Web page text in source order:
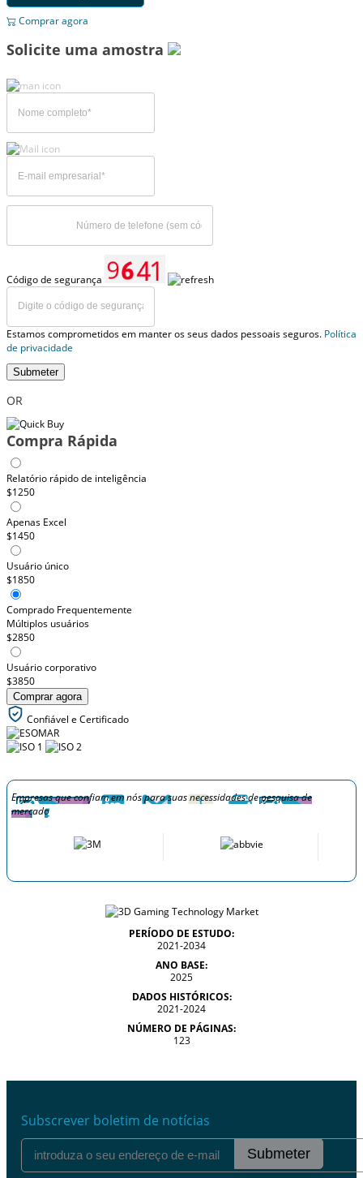
Comprar agora
Solicite uma amostra
Código de segurança
Estamos comprometidos em manter os seus dados pessoais seguros. Política
de privacidade
Submeter
OR
Compra Rápida
Relatório rápido de inteligência
$1250
Apenas Excel
$1450
Usuário único
$1850
Comprado Frequentemente
Múltiplos usuários
$2850
Usuário corporativo
$3850
Comprar agora
Confiável e Certificado
Empresas que confiam em nós para suas necessidades de pesquisa de
mercado
PERÍODO DE ESTUDO:
2021-2034
ANO BASE:
2025
DADOS HISTÓRICOS:
2021-2024
NÚMERO DE PÁGINAS:
123
Subscrever boletim de notícias
Submeter